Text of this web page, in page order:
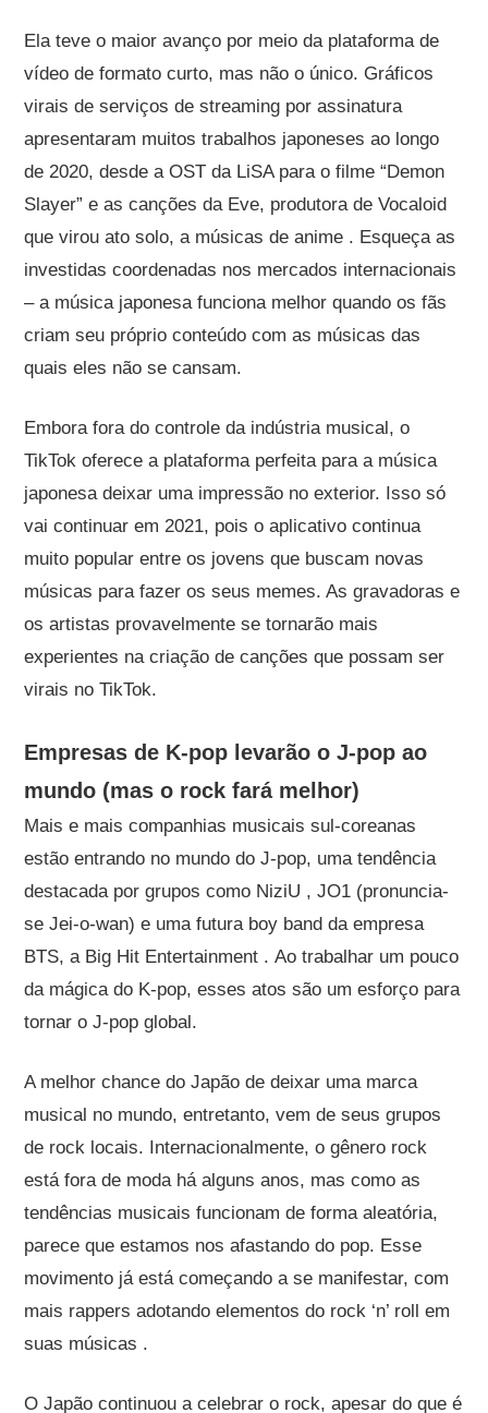
Ela teve o maior avanço por meio da plataforma de
vídeo de formato curto, mas não o único. Gráficos
virais de serviços de streaming por assinatura
apresentaram muitos trabalhos japoneses ao longo
de 2020, desde a OST da LiSA para o filme “Demon
Slayer” e as canções da Eve, produtora de Vocaloid
que virou ato solo, a músicas de anime . Esqueça as
investidas coordenadas nos mercados internacionais
– a música japonesa funciona melhor quando os fãs
criam seu próprio conteúdo com as músicas das
quais eles não se cansam.
Embora fora do controle da indústria musical, o
TikTok oferece a plataforma perfeita para a música
japonesa deixar uma impressão no exterior. Isso só
vai continuar em 2021, pois o aplicativo continua
muito popular entre os jovens que buscam novas
músicas para fazer os seus memes. As gravadoras e
os artistas provavelmente se tornarão mais
experientes na criação de canções que possam ser
virais no TikTok.
Empresas de K-pop levarão o J-pop ao
mundo (mas o rock fará melhor)
Mais e mais companhias musicais sul-coreanas
estão entrando no mundo do J-pop, uma tendência
destacada por grupos como NiziU , JO1 (pronuncia-
se Jei-o-wan) e uma futura boy band da empresa
BTS, a Big Hit Entertainment . Ao trabalhar um pouco
da mágica do K-pop, esses atos são um esforço para
tornar o J-pop global.
A melhor chance do Japão de deixar uma marca
musical no mundo, entretanto, vem de seus grupos
de rock locais. Internacionalmente, o gênero rock
está fora de moda há alguns anos, mas como as
tendências musicais funcionam de forma aleatória,
parece que estamos nos afastando do pop. Esse
movimento já está começando a se manifestar, com
mais rappers adotando elementos do rock ‘n’ roll em
suas músicas .
O Japão continuou a celebrar o rock, apesar do que é